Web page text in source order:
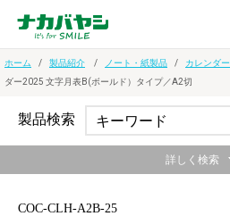
ホーム 製品紹介 ノート・紙製品 カレンダー
ダー2025 文字月表B(ボールド）タイプ／A2切
COC-CLH-A2B-25
製品検索
詳しく検索